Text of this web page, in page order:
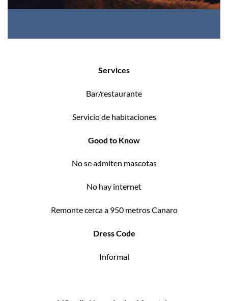
Services
Bar/restaurante
Servicio de habitaciones
Good to Know
No se admiten mascotas
No hay internet
Remonte cerca a 950 metros Canaro
Dress Code
Informal